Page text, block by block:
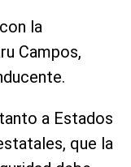
la
Campos,
a Estados
que la